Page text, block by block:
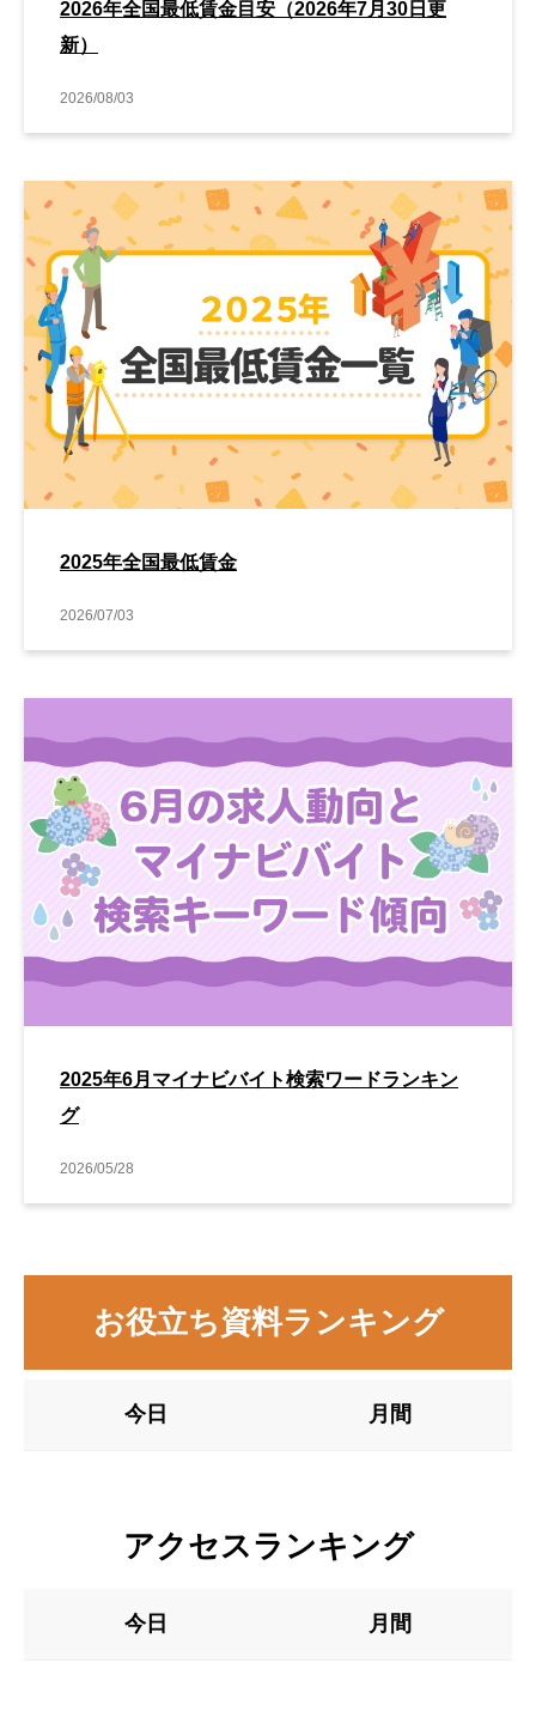
2026年全国最低賃金目安（2026年7月30日更
新）
2026/08/03
2025年全国最低賃金
2026/07/03
2025年6月マイナビバイト検索ワードランキン
グ
2026/05/28
お役立ち資料ランキング
今日 月間
アクセスランキング
今日 月間